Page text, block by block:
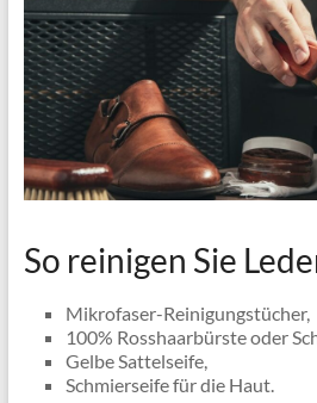
So reinigen Sie
Mikrofaser-Reinigungstücher,
100% Rosshaarbürste oder
Gelbe Sattelseife,
Schmierseife für die Haut.